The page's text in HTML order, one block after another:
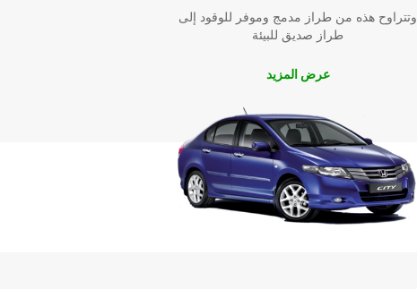
وتتراوح هذه من طراز مدمج وموفر للوقود إلى
طراز صديق للبيئة
عرض المزيد